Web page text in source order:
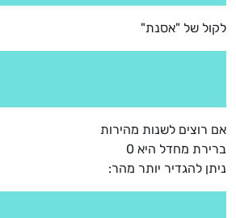
לקול של "אסנת"
אם רוצים לשנות מהירות
ברירת מחדל היא 0
ניתן להגדיר יותר מהר: